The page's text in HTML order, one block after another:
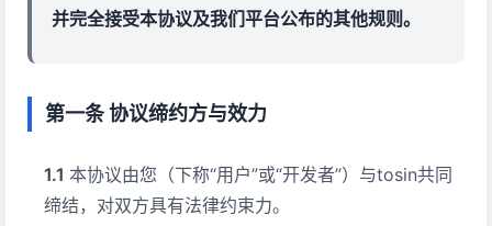
并完全接受本协议及我们平台公布的其他规则。
第一条 协议缔约方与效力
本协议由您（下称“用户”或“开发者”）与tosin共同
缔结，对双方具有法律约束力。